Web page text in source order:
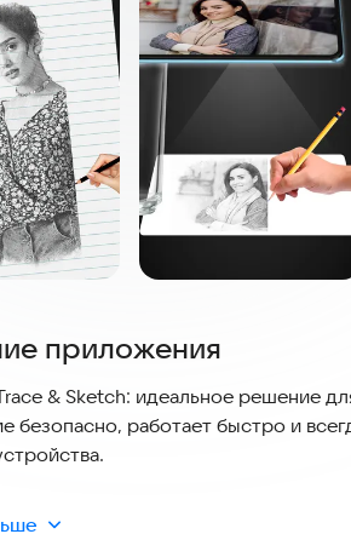
приложения
& Sketch: идеальное решение
безопасно, работает быстро и
помогает перенести контуры с